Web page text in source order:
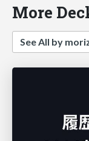
More
See All by